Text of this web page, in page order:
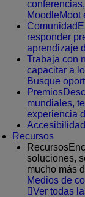
MoodleMoot
Comunidad
responder
aprendizaje
Trabaja con
capacitar a
Busque
Premios
mundiales,
experiencia
Accesibilidad
Recursos
Recursos
soluciones,
mucho más
Medios de
Ver todas